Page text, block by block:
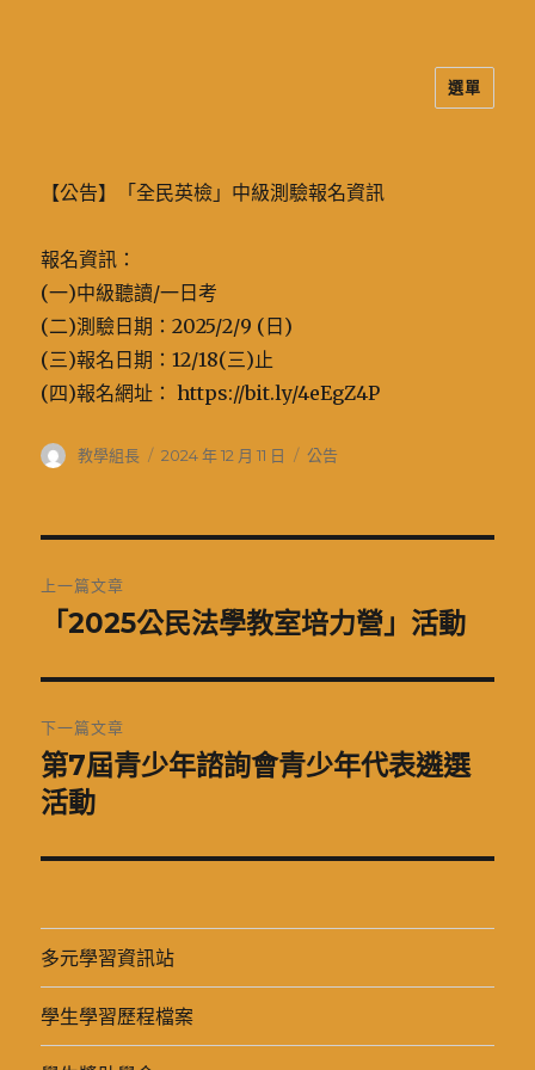
選單
【公告】「全民英檢」中級測驗報名資訊
報名資訊：
(一)中級聽讀/一日考
(二)測驗日期：2025/2/9 (日)
(三)報名日期：12/18(三)止
(四)報名網址： https://bit.ly/4eEgZ4P
作
教學組長
發
2024 年 12 月 11 日
分
公告
章
覽
上一篇文章
上
篇
文
章:
「2025公民法學教室培力營」活動
下一篇文章
下
一
文
第7屆青少年諮詢會青少年代表遴選
活動
多元學習資訊站
學生學習歷程檔案